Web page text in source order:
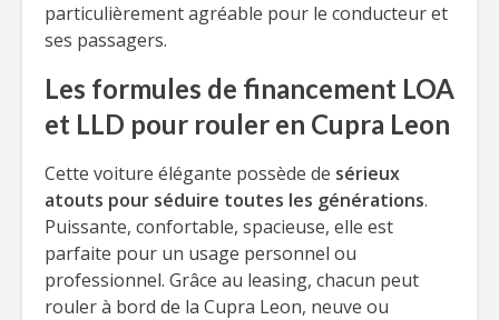
particulièrement agréable pour le conducteur et
ses passagers.
Les formules de financement LOA
et LLD pour rouler en Cupra Leon
Cette voiture élégante possède de sérieux
atouts pour séduire toutes les générations.
Puissante, confortable, spacieuse, elle est
parfaite pour un usage personnel ou
professionnel. Grâce au leasing, chacun peut
rouler à bord de la Cupra Leon, neuve ou